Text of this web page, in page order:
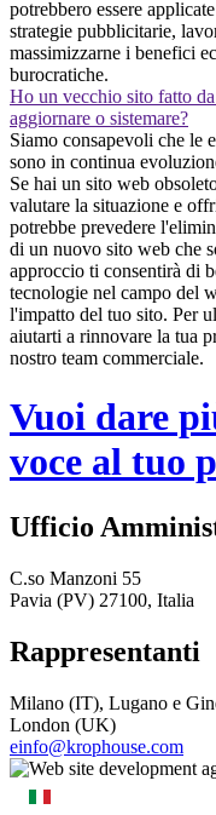
potrebbero essere
strategie pubblicitarie,
massimizzarne i benefici
burocratiche.
Ho un vecchio sito fatto
aggiornare o sistemare?
Siamo consapevoli che le
sono in continua
Se hai un sito web
valutare la situazione e
potrebbe prevedere
di un nuovo sito web che
approccio ti consentirà di
tecnologie nel campo del
l'impatto del tuo sito. Per
aiutarti a rinnovare la tua
nostro team commerciale.
Vuoi dare
voce al tuo
Ufficio
C.so Manzoni 55
Pavia (PV) 27100, Italia
Rappresentanti
Milano (IT), Lugano e
London (UK)
einfo@krophouse.com